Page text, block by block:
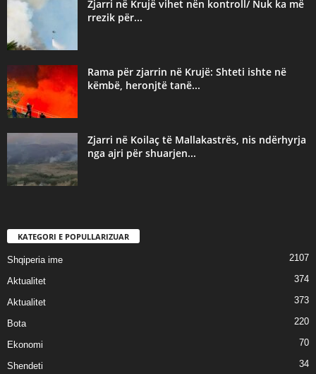
Zjarri në Krujë vihet nën kontroll/ Nuk ka më
rrezik për...
Rama për zjarrin në Krujë: Shteti ishte në
këmbë, heronjtë tanë...
Zjarri në Koilaç të Mallakastrës, nis ndërhyrja
nga ajri për shuarjen...
KATEGORI E POPULLARIZUAR
Shqiperia ime 2107
Aktualitet 374
Aktualitet 373
Bota 220
Ekonomi 70
Shendeti 34